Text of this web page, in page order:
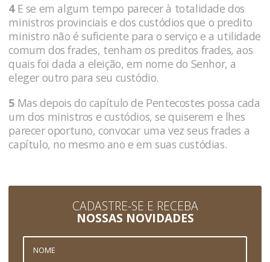
4E se em algum tempo parecer à totalidade dos
ministros provinciais e dos custódios que o predito
ministro não é suficiente para o serviço e a utilidade
comum dos frades, tenham os preditos frades, aos
quais foi dada a eleição, em nome do Senhor, a
eleger outro para seu custódio.
5 Mas depois do capítulo de Pentecostes possa cada
um dos ministros e custódios, se quiserem e lhes
parecer oportuno, convocar uma vez seus frades a
capítulo, no mesmo ano e em suas custódias.
CADASTRE-SE E RECEBA
NOSSAS NOVIDADES